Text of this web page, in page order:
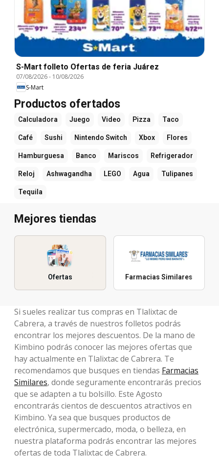
S-Mart folleto Ofertas de feria Juárez
07/08/2026- 10/08/2026
S-Mart
Productos ofertados
Calculadora Juego Video Pizza Taco
Café Sushi Nintendo Switch Xbox Flores
Hamburguesa Banco Mariscos Refrigerador
Reloj Ashwagandha LEGO Agua Tulipanes
Tequila
Mejores tiendas
Ofertas Farmacias Similares
Si sueles realizar tus compras en Tlalixtac de
Cabrera, a través de nuestros folletos podrás
encontrar los mejores descuentos. De la mano de
Kimbino podrás conocer las mejores ofertas que
hay actualmente en Tlalixtac de Cabrera. Te
recomendamos que busques en tiendas Farmacias
Similares, donde seguramente encontrarás precios
que se adapten a tu bolsillo. Este Agosto
encontrarás cientos de descuentos atractivos en
Kimbino. Ya sea que busques productos de
electrónica, supermercado, moda, o belleza, en
nuestra plataforma podrás encontrar las mejores
ofertas de toda Tlalixtac de Cabrera.